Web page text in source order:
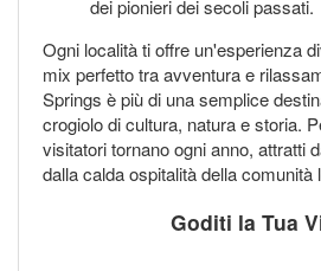
dei pionieri dei secoli passati.
Ogni località ti offre un'esperienza
mix perfetto tra avventura e
Springs è più di una semplice
crogiolo di cultura, natura e storia.
visitatori tornano ogni anno, attratti
dalla calda ospitalità della comunità
Goditi la Tua